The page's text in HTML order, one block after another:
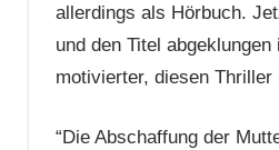
allerdings als Hörbuch.
und den Titel
motivierter, diesen Thriller
“Die Abschaffung der